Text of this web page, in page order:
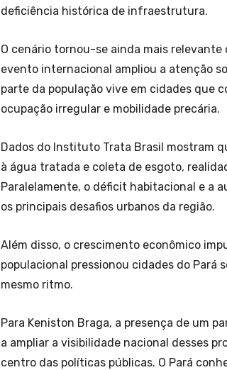
deficiência histórica de infraestrutura.
O cenário tornou-se ainda mais relevante
evento internacional ampliou a atenção
parte da população vive em cidades que
ocupação irregular e mobilidade precária.
Dados do Instituto Trata Brasil mostram
à água tratada e coleta de esgoto,
Paralelamente, o déficit habitacional e a
os principais desafios urbanos da região.
Além disso, o crescimento econômico
populacional pressionou cidades do Pará
mesmo ritmo.
Para Keniston Braga, a presença de um
a ampliar a visibilidade nacional desses
centro das políticas públicas. O Pará